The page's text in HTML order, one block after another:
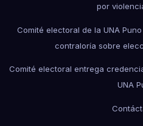
por
Comité electoral de la UNA
contraloría sobre
Comité electoral entrega
UNA